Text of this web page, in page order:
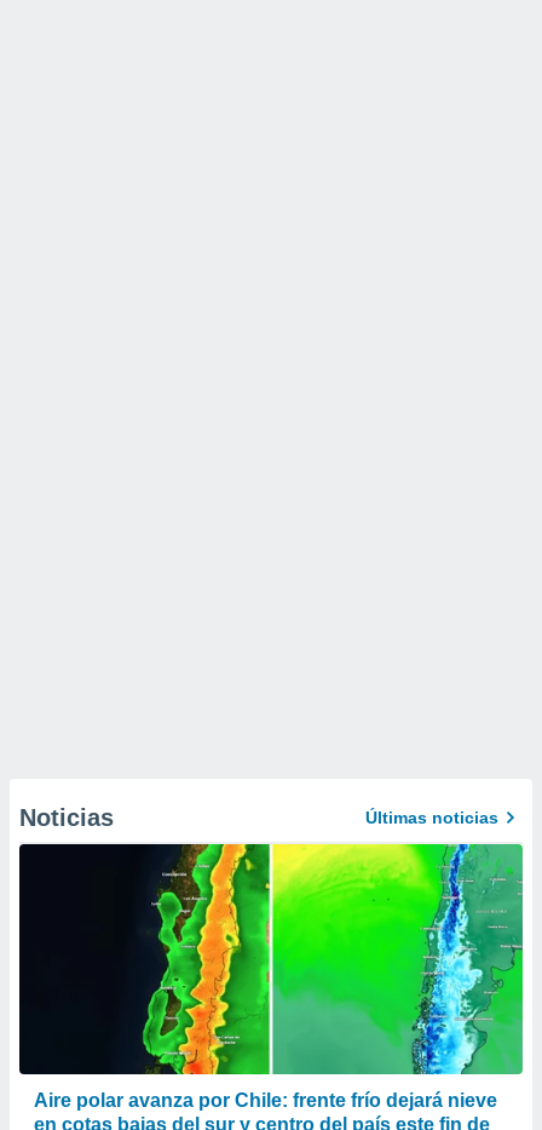
Noticias Últimas noticias
Aire polar avanza por Chile: frente frío dejará nieve
en cotas bajas del sur y centro del país este fin de